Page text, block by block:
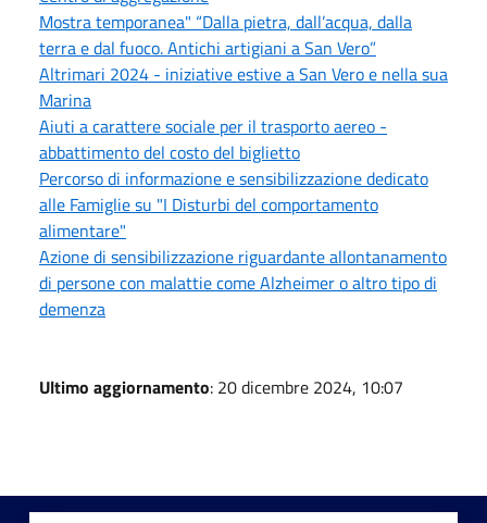
Mostra temporanea" “Dalla pietra, dall’acqua, dalla
terra e dal fuoco. Antichi artigiani a San Vero”
Altrimari 2024 - iniziative estive a San Vero e nella sua
Marina
Aiuti a carattere sociale per il trasporto aereo -
abbattimento del costo del biglietto
Percorso di informazione e sensibilizzazione dedicato
alle Famiglie su "I Disturbi del comportamento
alimentare"
Azione di sensibilizzazione riguardante allontanamento
di persone con malattie come Alzheimer o altro tipo di
demenza
Ultimo aggiornamento: 20 dicembre 2024, 10:07